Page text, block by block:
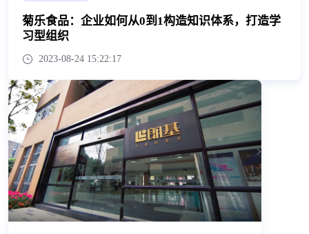
菊乐食品：企业如何从0到1构造知识体系，打造学
习型组织
2023-08-24 15:22:17